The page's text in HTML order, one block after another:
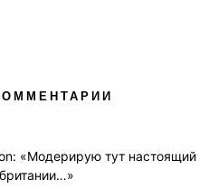
«Модерирую тут настоящий